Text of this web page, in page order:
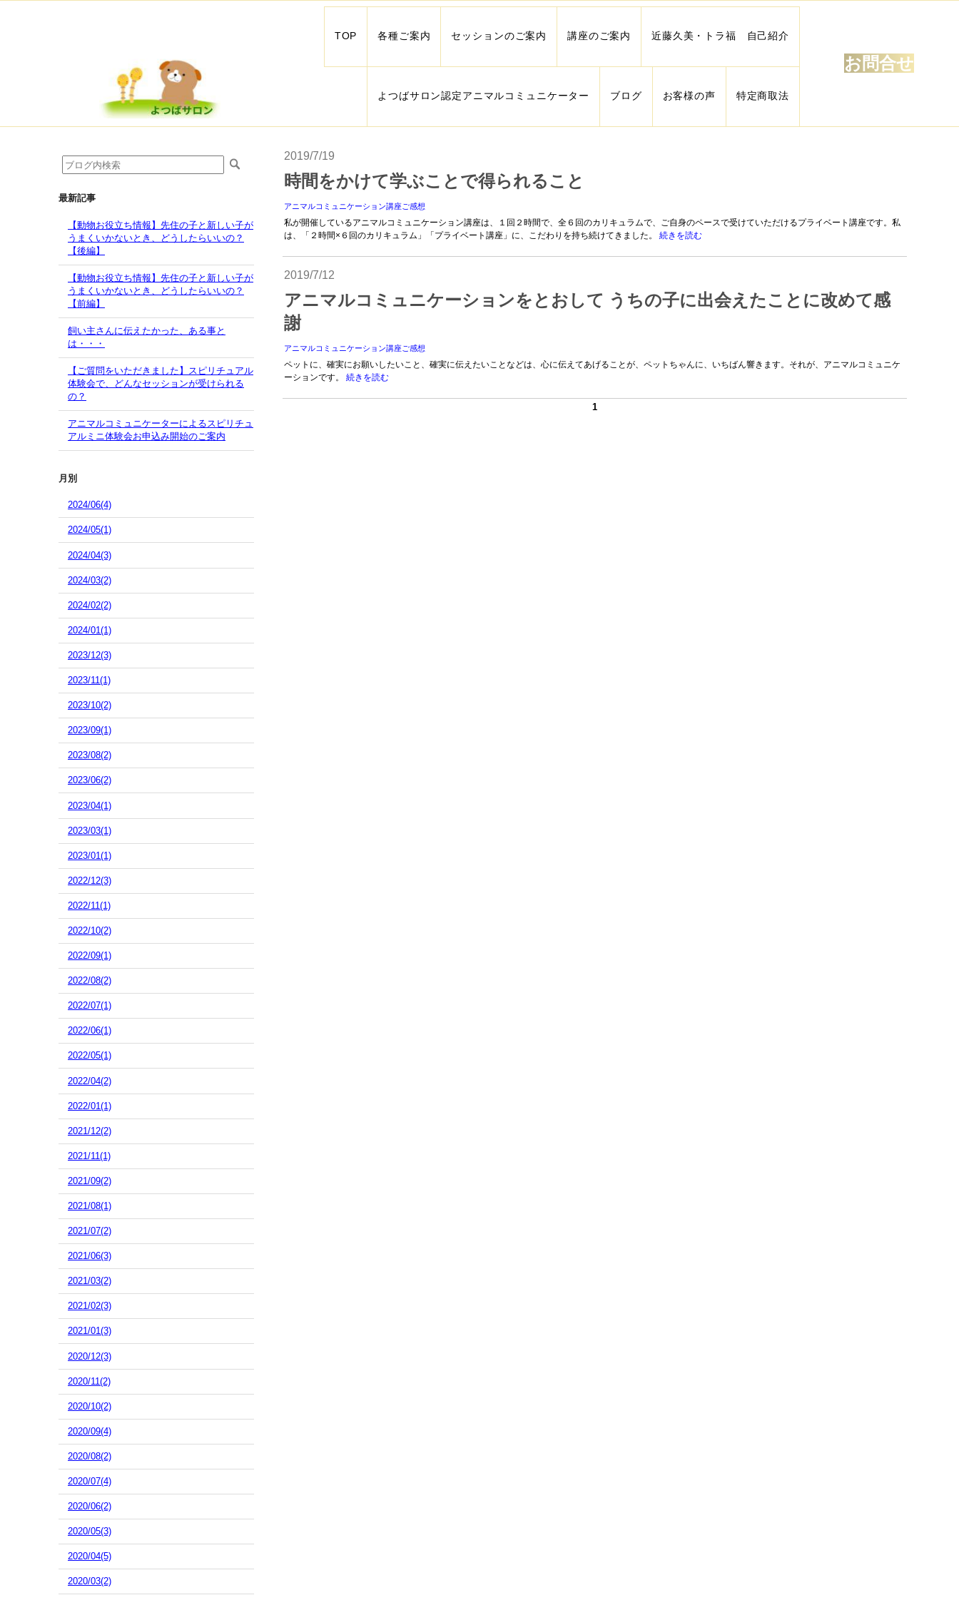
TOP 各種ご案内 セッションのご案内 講座のご案内 近藤久美・トラ福 自己紹介
よつばサロン認定アニマルコミュニケーター ブログ お客様の声 特定商取法
お問合せ
最新記事
【動物お役立ち情報】先住の子と新しい子が
うまくいかないとき、どうしたらいいの？
【後編】
【動物お役立ち情報】先住の子と新しい子が
うまくいかないとき、どうしたらいいの？
【前編】
飼い主さんに伝えたかった、ある事と
は・・・
【ご質問をいただきました】スピリチュアル
体験会で、どんなセッションが受けられる
の？
アニマルコミュニケーターによるスピリチュ
アルミニ体験会お申込み開始のご案内
月別
2024/06(4)
2024/05(1)
2024/04(3)
2024/03(2)
2024/02(2)
2024/01(1)
2023/12(3)
2023/11(1)
2023/10(2)
2023/09(1)
2023/08(2)
2023/06(2)
2023/04(1)
2023/03(1)
2023/01(1)
2022/12(3)
2022/11(1)
2022/10(2)
2022/09(1)
2022/08(2)
2022/07(1)
2022/06(1)
2022/05(1)
2022/04(2)
2022/01(1)
2021/12(2)
2021/11(1)
2021/09(2)
2021/08(1)
2021/07(2)
2021/06(3)
2021/03(2)
2021/02(3)
2021/01(3)
2020/12(3)
2020/11(2)
2020/10(2)
2020/09(4)
2020/08(2)
2020/07(4)
2020/06(2)
2020/05(3)
2020/04(5)
2020/03(2)
2019/7/19
時間をかけて学ぶことで得られること
アニマルコミュニケーション講座ご感想
私が開催しているアニマルコミュニケーション講座は、１回２時間で、全６回のカリキュラムで、ご自身のペースで受けていただけるプライベート講座です。私
は、「２時間×６回のカリキュラム」「プライベート講座」に、こだわりを持ち続けてきました。 続きを読む
2019/7/12
アニマルコミュニケーションをとおして うちの子に出会えたことに改めて感
謝
アニマルコミュニケーション講座ご感想
ペットに、確実にお願いしたいこと、確実に伝えたいことなどは、心に伝えてあげることが、ペットちゃんに、いちばん響きます。それが、アニマルコミュニケ
ーションです。 続きを読む
1